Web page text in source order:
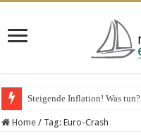
Steigende Inflation! Was tun?
Home / Tag:Euro-Crash